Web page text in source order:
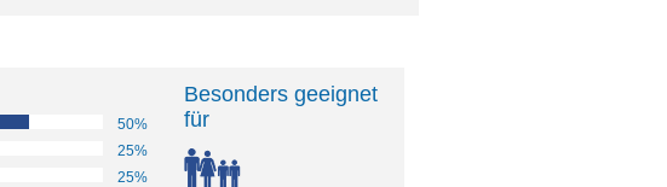
50%
25%
25%
Besonders geeignet
für